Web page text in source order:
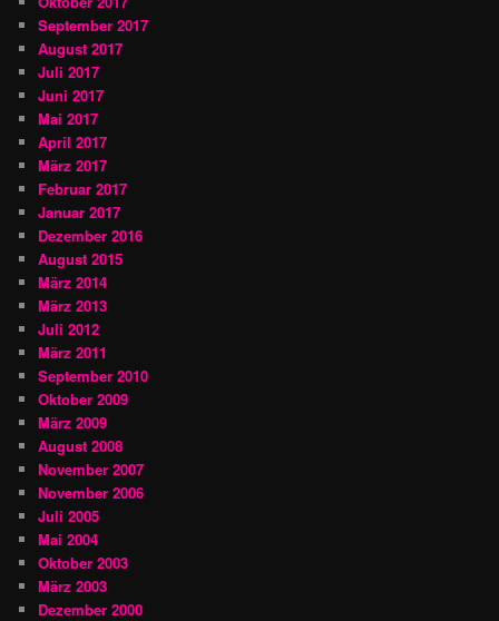
September 2017
August 2017
Juli 2017
Juni 2017
Mai 2017
April 2017
März 2017
Februar 2017
Januar 2017
Dezember 2016
August 2015
März 2014
März 2013
Juli 2012
März 2011
September 2010
Oktober 2009
März 2009
August 2008
November 2007
November 2006
Juli 2005
Mai 2004
Oktober 2003
März 2003
Dezember 2000